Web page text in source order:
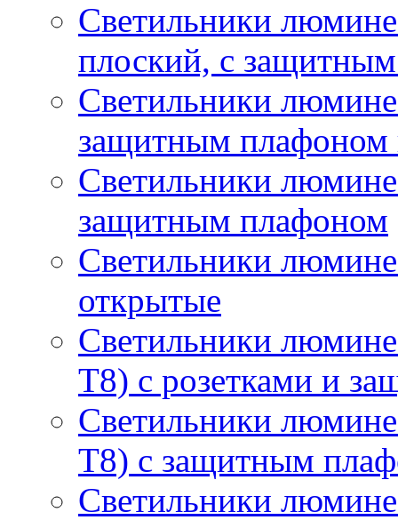
Светильники
плоский, с
Светильники
защитным плафоном
Светильники
защитным плафоном
Светильники
открытые
Светильники
T8) с розетками и
Светильники
T8) с защитным
Светильники